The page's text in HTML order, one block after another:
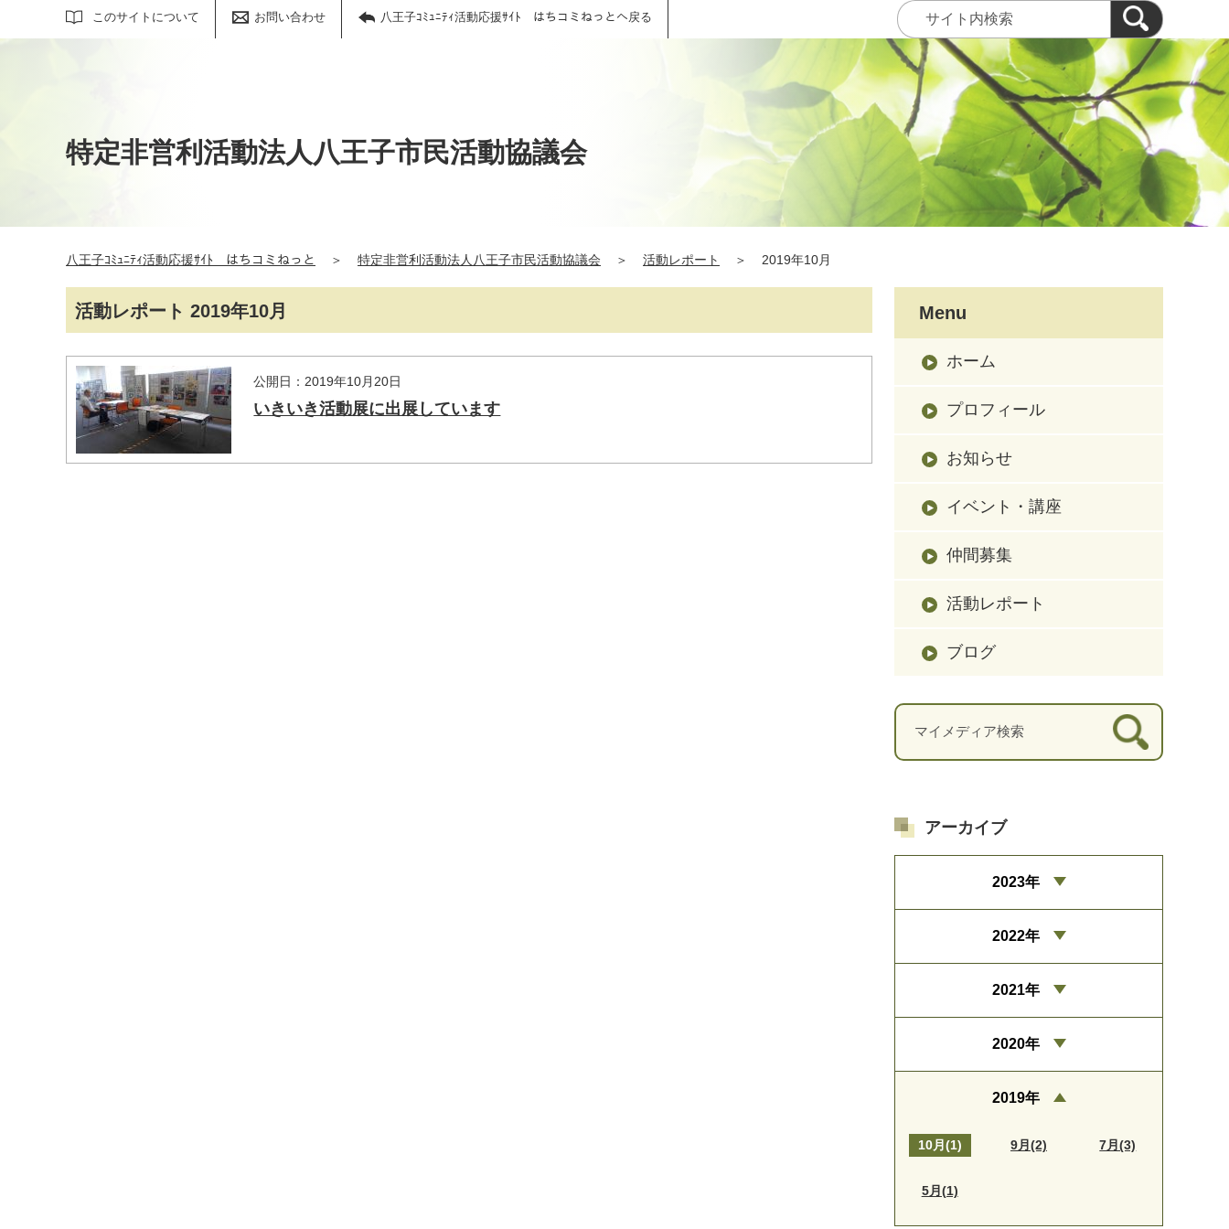
このサイトについて お問い合わせ 八王子ｺﾐｭﾆﾃｨ活動応援ｻｲﾄ はちコミねっとへ戻る
サイト内検索
特定非営利活動法人八王子市民活動協議会
八王子ｺﾐｭﾆﾃｨ活動応援ｻｲﾄ はちコミねっと ＞ 特定非営利活動法人八王子市民活動協議会 ＞ 活動レポート ＞ 2019年10月
活動レポート 2019年10月
公開日：2019年10月20日
いきいき活動展に出展しています
Menu
ホーム
プロフィール
お知らせ
イベント・講座
仲間募集
活動レポート
ブログ
アーカイブ
2023年
2022年
2021年
2020年
2019年
10月(1) 9月(2) 7月(3)
5月(1)